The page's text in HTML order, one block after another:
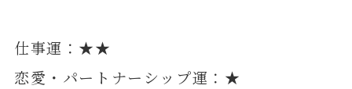
仕事運：★★
恋愛・パートナーシップ運：★